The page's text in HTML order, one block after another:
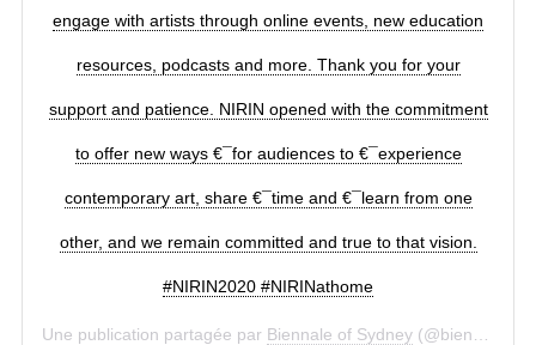
engage with artists through online events, new education
resources, podcasts and more. Thank you for your
support and patience. NIRIN opened with the commitment
to offer new ways €¯for audiences to €¯experience
contemporary art, share €¯time and €¯learn from one
other, and we remain committed and true to that vision.
#NIRIN2020 #NIRINathome
Une publication partagée par Biennale of Sydney(@biennalesydney) le